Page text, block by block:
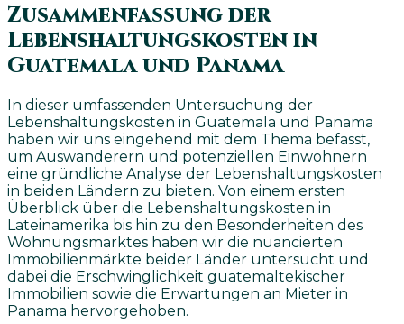
Zusammenfassung der
Lebenshaltungskosten in
Guatemala und Panama
In dieser umfassenden Untersuchung der
Lebenshaltungskosten in Guatemala und Panama
haben wir uns eingehend mit dem Thema befasst,
um Auswanderern und potenziellen Einwohnern
eine gründliche Analyse der Lebenshaltungskosten
in beiden Ländern zu bieten. Von einem ersten
Überblick über die Lebenshaltungskosten in
Lateinamerika bis hin zu den Besonderheiten des
Wohnungsmarktes haben wir die nuancierten
Immobilienmärkte beider Länder untersucht und
dabei die Erschwinglichkeit guatemaltekischer
Immobilien sowie die Erwartungen an Mieter in
Panama hervorgehoben.